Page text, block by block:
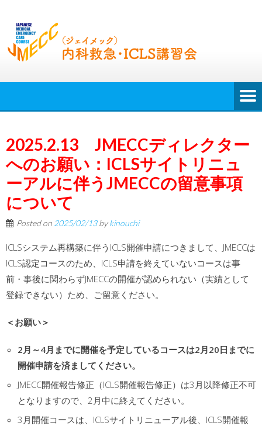
2025.2.13 JMECCディレクター
へのお願い：ICLSサイトリニュ
ーアルに伴うJMECCの留意事項
について
Posted on 2025/02/13bykinouchi
ICLSシステム再構築に伴うICLS開催申請につきまして、JMECCは
ICLS認定コースのため、ICLS申請を終えていないコースは事
前・事後に関わらずJMECCの開催が認められない（実績として
登録できない）ため、ご留意ください。
＜お願い＞
2月～4月までに開催を予定しているコースは2月20日までに
開催申請を済ましてください。
JMECC開催報告修正（ICLS開催報告修正）は3月以降修正不可
となりますので、2月中に終えてください。
3月開催コースは、ICLSサイトリニューアル後、ICLS開催報